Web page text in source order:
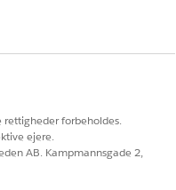
forbedre os!
forbeholdes.
ejere.
AB. Kampmannsgade 2,